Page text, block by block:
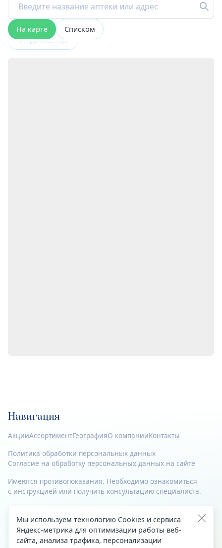
На карте Списком
Открыта сейчас
Навигация
АкцииАссортиментГеографияО компанииКонтакты
Политика обработки персональных данных
Согласие на обработку персональных данных на сайте
Имеются противопоказания. Необходимо ознакомиться
с инструкцией или получить консультацию специалиста.
© 2023—2026 Все права защищены.
Адрес
Мы используем технологию Cookies и сервиса
Яндекс-метрика для оптимизации работы веб-
сайта, анализа трафика, персонализации